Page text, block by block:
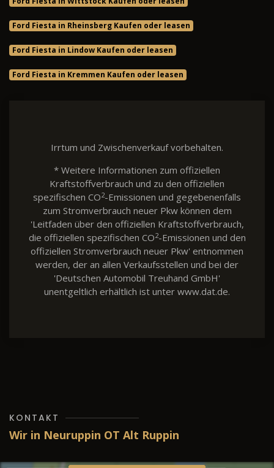
Ford Fiesta in Rheinsberg Kaufen oder leasen
Ford Fiesta in Lindow Kaufen oder leasen
Ford Fiesta in Kremmen Kaufen oder leasen
Irrtum und Zwischenverkauf vorbehalten.
* Weitere Informationen zum offiziellen
Kraftstoffverbrauch und zu den offiziellen
spezifischen CO2-Emissionen und gegebenenfalls
zum Stromverbrauch neuer Pkw können dem
'Leitfaden über den offiziellen Kraftstoffverbrauch,
die offiziellen spezifischen CO2-Emissionen und den
offiziellen Stromverbrauch neuer Pkw' entnommen
werden, der an allen Verkaufsstellen und bei der
'Deutschen Automobil Treuhand GmbH'
unentgeltlich erhältlich ist unter www.dat.de.
KONTAKT
Wir in Neuruppin OT Alt Ruppin